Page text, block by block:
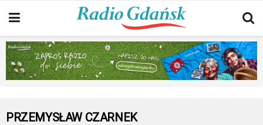
PRZEMYSŁAW CZARNEK